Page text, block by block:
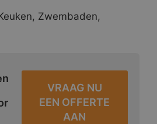
Zwembaden,
VRAAG NU
EEN OFFERTE
AAN